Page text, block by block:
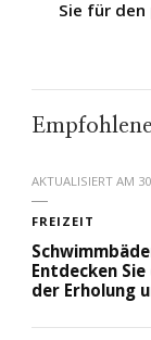
Sie für
AKTUALISIERT AM
FREIZEIT
Entdecken
der Erholung